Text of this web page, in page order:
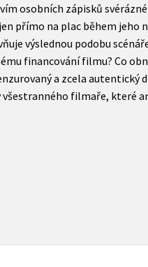
osobních zápisků
přímo na plac během jeho
výslednou podobu
financování filmu? Co
a zcela autentický
všestranného filmaře, které